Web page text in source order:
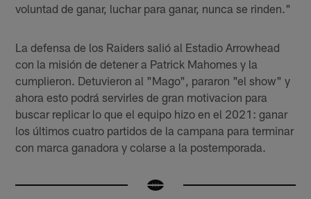
voluntad de ganar, luchar para ganar, nunca se rinden."
La defensa de los Raiders salió al Estadio Arrowhead
con la misión de detener a Patrick Mahomes y la
cumplieron. Detuvieron al "Mago", pararon "el show" y
ahora esto podrá servirles de gran motivacion para
buscar replicar lo que el equipo hizo en el 2021: ganar
los últimos cuatro partidos de la campana para terminar
con marca ganadora y colarse a la postemporada.